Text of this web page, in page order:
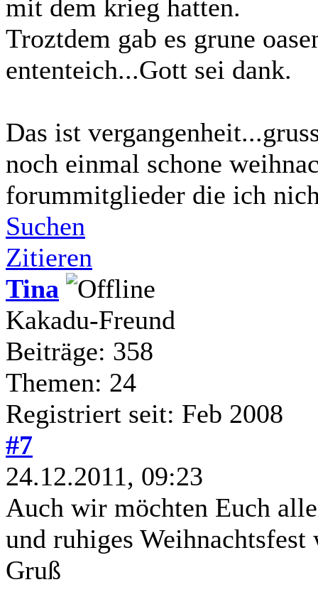
mit dem krieg hatten.
Troztdem gab es grune
ententeich...Gott sei dank.
Das ist
noch einmal schone
forummitglieder die ich
Suchen
Zitieren
Tina
Kakadu-Freund
Beiträge: 358
Themen: 24
Registriert seit: Feb 2008
#7
24.12.2011, 09:23
Auch wir möchten Euch
und ruhiges Weihnachtsfest
Gruß